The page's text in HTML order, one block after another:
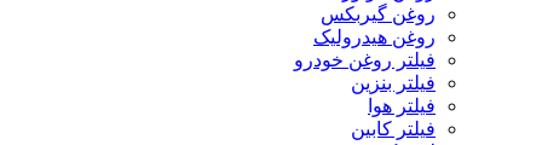
روغن گیربکس
روغن هیدرولیک
فیلتر روغن خودرو
فیلتر بنزین
فیلتر هوا
فیلتر کابین